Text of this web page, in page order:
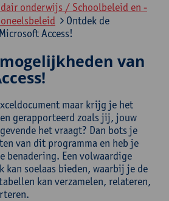
onderwijs / Schoolbeleid en -
Ontdek de
Access!
van
maar krijg je het
gerapporteerd zoals jij, jouw
het vraagt? Dan bots je
van dit programma en heb je
benadering. Een volwaardige
kan soelaas bieden, waarbij je de
kan verzamelen, relateren,